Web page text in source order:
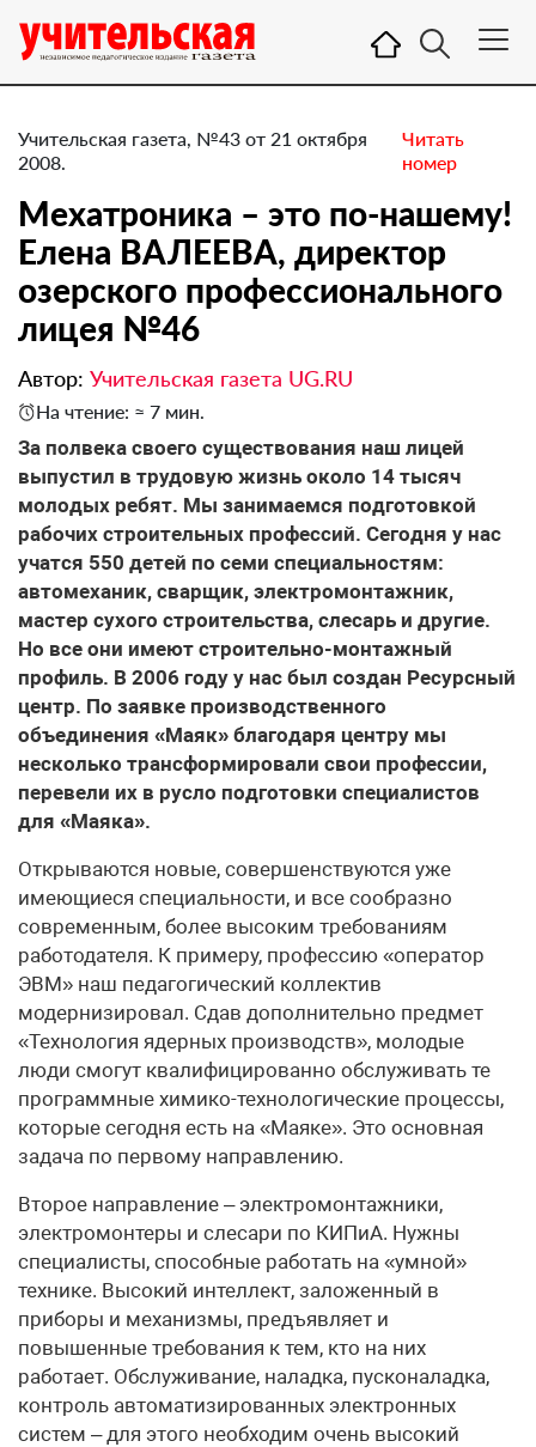
Учительская газета, №43 от 21 октября
2008.
Читать
номер
Мехатроника – это по-нашему!
Елена ВАЛЕЕВА, директор
озерского профессионального
лицея №46
Автор: Учительская газета UG.RU
На чтение: ≈ 7 мин.
За полвека своего существования наш лицей
выпустил в трудовую жизнь около 14 тысяч
молодых ребят. Мы занимаемся подготовкой
рабочих строительных профессий. Сегодня у нас
учатся 550 детей по семи специальностям:
автомеханик, сварщик, электромонтажник,
мастер сухого строительства, слесарь и другие.
Но все они имеют строительно-монтажный
профиль. В 2006 году у нас был создан Ресурсный
центр. По заявке производственного
объединения «Маяк» благодаря центру мы
несколько трансформировали свои профессии,
перевели их в русло подготовки специалистов
для «Маяка».
Открываются новые, совершенствуются уже
имеющиеся специальности, и все сообразно
современным, более высоким требованиям
работодателя. К примеру, профессию «оператор
ЭВМ» наш педагогический коллектив
модернизировал. Сдав дополнительно предмет
«Технология ядерных производств», молодые
люди смогут квалифицированно обслуживать те
программные химико-технологические процессы,
которые сегодня есть на «Маяке». Это основная
задача по первому направлению.
Второе направление – электромонтажники,
электромонтеры и слесари по КИПиА. Нужны
специалисты, способные работать на «умной»
технике. Высокий интеллект, заложенный в
приборы и механизмы, предъявляет и
повышенные требования к тем, кто на них
работает. Обслуживание, наладка, пусконаладка,
контроль автоматизированных электронных
систем – для этого необходим очень высокий